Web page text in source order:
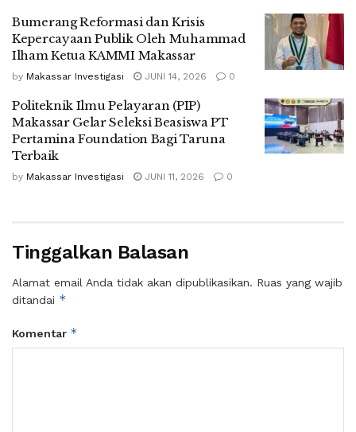
Bumerang Reformasi dan Krisis
Kepercayaan Publik Oleh Muhammad
Ilham Ketua KAMMI Makassar
by Makassar Investigasi JUNI 14, 2026 0
Politeknik Ilmu Pelayaran (PIP)
Makassar Gelar Seleksi Beasiswa PT
Pertamina Foundation Bagi Taruna
Terbaik
by Makassar Investigasi JUNI 11, 2026 0
Tinggalkan Balasan
Alamat email Anda tidak akan dipublikasikan. Ruas yang wajib
ditandai *
Komentar *